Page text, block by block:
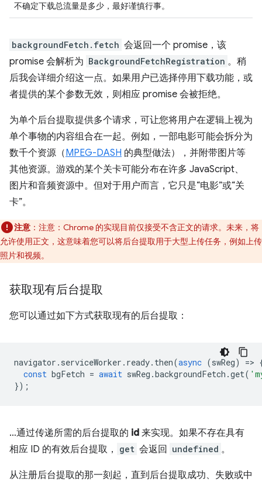
不确定下载总流量是多少，最好谨慎行事。
backgroundFetch.fetch 会返回一个 promise，该
promise 会解析为 BackgroundFetchRegistration 。稍
后我会详细介绍这一点。如果用户已选择停用下载功能，或
者提供的某个参数无效，则相应 promise 会被拒绝。
为单个后台提取提供多个请求，可让您将用户在逻辑上视为
单个事物的内容组合在一起。例如，一部电影可能会拆分为
数千个资源（MPEG-DASH 的典型做法），并附带图片等
其他资源。游戏的某个关卡可能分布在许多 JavaScript、
图片和音频资源中。但对于用户而言，它只是“电影”或“关
卡”。
注意 ：注意：Chrome 的实现目前仅接受不含正文的请求。未来，将
允许使用正文，这意味着您可以将后台提取用于大型上传任务，例如上传
照片和视频。
获取现有后台提取
您可以通过如下方式获取现有的后台提取：
navigator . serviceWorker . ready. then(async (swReg) =>
const bgFetch = await swReg .backgroundFetch .get(
});
…通过传递所需的后台提取的 id 来实现。如果不存在具有
相应 ID 的有效后台提取，
get 会返回 undefined 。
从注册后台提取的那一刻起，直到后台提取成功、失败或中